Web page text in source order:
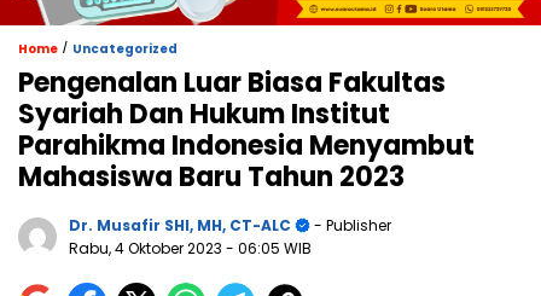
Home / Uncategorized
Pengenalan Luar Biasa Fakultas
Syariah Dan Hukum Institut
Parahikma Indonesia Menyambut
Mahasiswa Baru Tahun 2023
Dr. Musafir SHI, MH, CT-ALC
- Publisher
Rabu, 4 Oktober 2023 - 06:05 WIB